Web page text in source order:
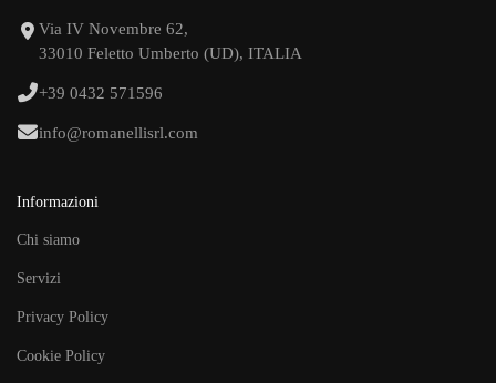
Via IV Novembre 62,
33010 Feletto Umberto (UD), ITALIA
+39 0432 571596
info@romanellisrl.com
Informazioni
Chi siamo
Servizi
Privacy Policy
Cookie Policy